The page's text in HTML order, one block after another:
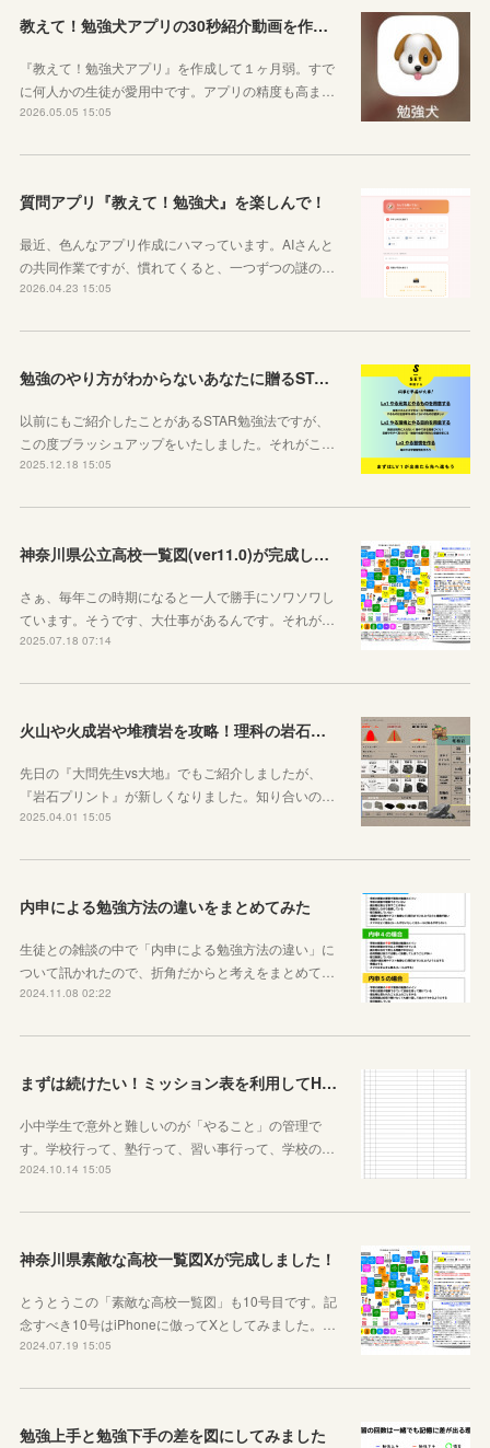
教えて！勉強犬アプリの30秒紹介動画を作成しました
『教えて！勉強犬アプリ』を作成して１ヶ月弱。すで
に何人かの生徒が愛用中です。アプリの精度も高ま…
2026.05.05 15:05
質問アプリ『教えて！勉強犬』を楽しんで！
最近、色んなアプリ作成にハマっています。AIさんと
の共同作業ですが、慣れてくると、一つずつの謎の…
2026.04.23 15:05
勉強のやり方がわからないあなたに贈るSTAR勉強法
以前にもご紹介したことがあるSTAR勉強法ですが、
この度ブラッシュアップをいたしました。それがこ…
2025.12.18 15:05
神奈川県公立高校一覧図(ver11.0)が完成しました！
さぁ、毎年この時期になると一人で勝手にソワソワし
ています。そうです、大仕事があるんです。それが…
2025.07.18 07:14
火山や火成岩や堆積岩を攻略！理科の岩石ノートを作りました
先日の『大問先生vs大地』でもご紹介しましたが、
『岩石プリント』が新しくなりました。知り合いの…
2025.04.01 15:05
内申による勉強方法の違いをまとめてみた
生徒との雑談の中で「内申による勉強方法の違い」に
ついて訊かれたので、折角だからと考えをまとめて…
2024.11.08 02:22
まずは続けたい！ミッション表を利用してHOME個別指導塾からのミッションを遂行せよ
小中学生で意外と難しいのが「やること」の管理で
す。学校行って、塾行って、習い事行って、学校の…
2024.10.14 15:05
神奈川県素敵な高校一覧図Xが完成しました！
とうとうこの「素敵な高校一覧図」も10号目です。記
念すべき10号はiPhoneに倣ってXとしてみました。…
2024.07.19 15:05
勉強上手と勉強下手の差を図にしてみました